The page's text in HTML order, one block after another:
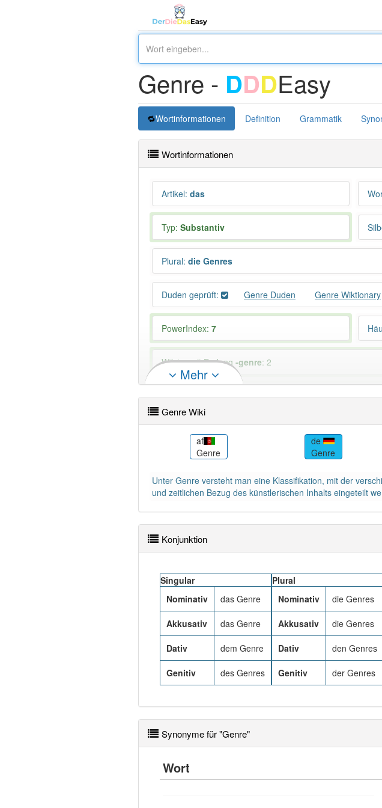
Genre - DDDEasy
Wortinformationen Definition Grammatik
Wortinformationen
Artikel: das
Typ: Substantiv
Plural: die Genres
Duden geprüft: Genre Duden Genre Wiktionary
PowerIndex: 7
Wörter mit Endung -genre: 2
98% unserer Spielapp-Nutzer haben den Artikel korrekt
Mehr
Genre Wiki
af
Genre
de
Genre
Unter Genre versteht man eine Klassifikation, mit der
und zeitlichen Bezug des künstlerischen Inhalts eingeteilt
Konjunktion
Singular
Nominativ
das Genre
Akkusativ das Genre
Dativ dem Genre
Genitiv des Genres
Plural
Nominativ
die Genres
Akkusativ die Genres
Dativ den Genres
Genitiv der Genres
Synonyme für "Genre"
Wort